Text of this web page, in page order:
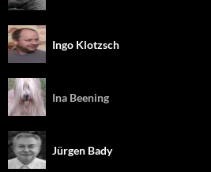
Ingo Klotzsch
Ina Beening
Jürgen Bady